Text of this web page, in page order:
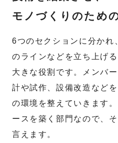
モノづくりのため
6つのセクションに分かれ
のラインなどを立ち上げ
大きな役割です。メンバ
計や試作、設備改造など
の環境を整えていきます
ースを築く部門なので、
言えます。